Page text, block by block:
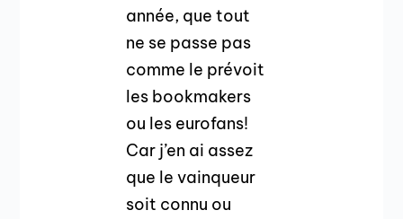
année, que tout
ne se passe pas
comme le prévoit
les bookmakers
ou les eurofans!
Car j’en ai assez
que le vainqueur
soit connu ou